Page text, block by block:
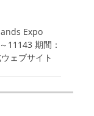
Expo
11143 期間：
ェブサイト